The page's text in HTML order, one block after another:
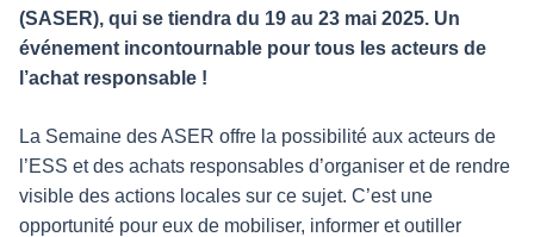
(SASER), qui se tiendra du 19 au 23 mai 2025. Un
événement incontournable pour tous les acteurs de
l’achat responsable !
La Semaine des ASER offre la possibilité aux acteurs de
l’ESS et des achats responsables d’organiser et de rendre
visible des actions locales sur ce sujet. C’est une
opportunité pour eux de mobiliser, informer et outiller